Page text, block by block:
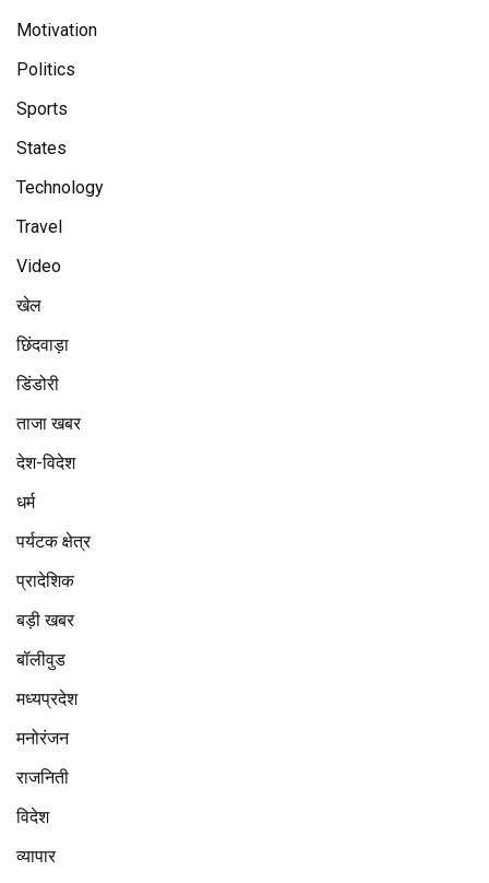
Motivation
Politics
Sports
States
Technology
Travel
Video
खेल
छिंदवाड़ा
डिंडोरी
ताजा खबर
देश-विदेश
धर्म
पर्यटक क्षेत्र
प्रादेशिक
बड़ी खबर
बॉलीवुड
मध्यप्रदेश
मनोरंजन
राजनिती
विदेश
व्यापार